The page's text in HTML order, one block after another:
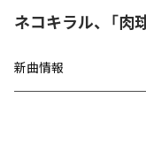
ネコキラル、「肉
新曲情報